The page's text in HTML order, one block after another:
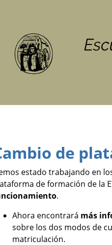
de
estado trabajando en
de formación de la
.
Ahora encontrará más
sobre los dos modos de
matriculación.